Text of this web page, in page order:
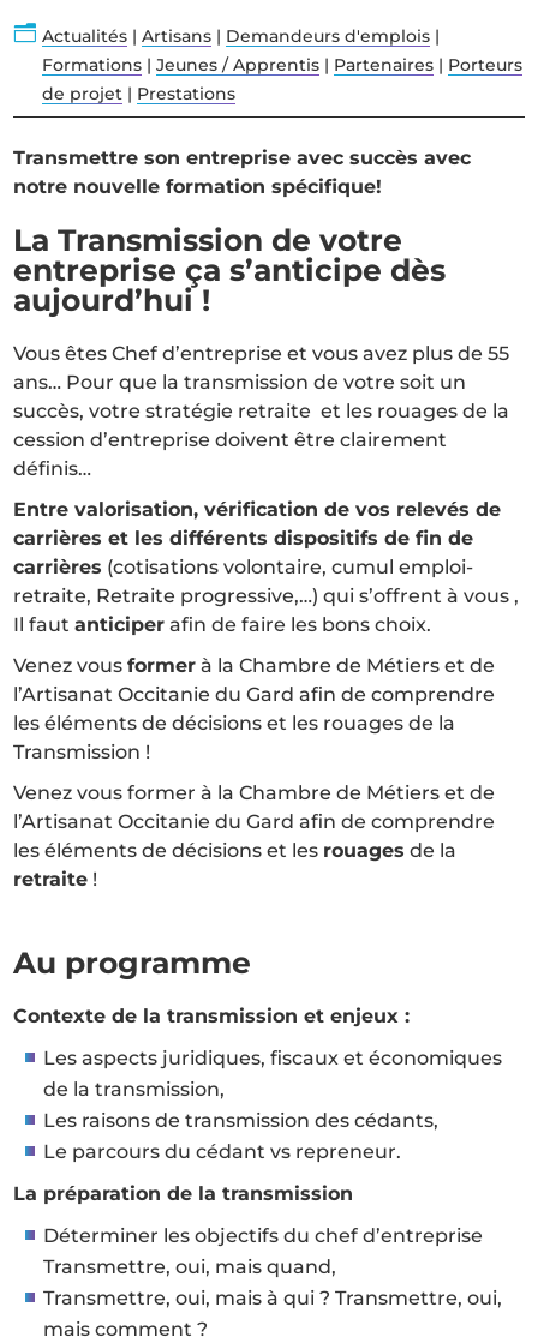
n Actualités| Artisans| Demandeurs d'emplois|
Formations| Jeunes / Apprentis| Partenaires| Porteurs
de projet| Prestations
Transmettre son entreprise avec succès avec
notre nouvelle formation spécifique!
La Transmission de votre
entreprise ça s’anticipe dès
aujourd’hui !
Vous êtes Chef d’entreprise et vous avez plus de 55
ans… Pour que la transmission de votre soit un
succès, votre stratégie retraite et les rouages de la
cession d’entreprise doivent être clairement
définis…
Entre valorisation, vérification de vos relevés de
carrières et les différents dispositifs de fin de
carrières (cotisations volontaire, cumul emploi-
retraite, Retraite progressive,…) qui s’offrent à vous ,
Il fautanticiper afin de faire les bons choix.
Venez vousformer à la Chambre de Métiers et de
l’Artisanat Occitanie du Gard afin de comprendre
les éléments de décisions et les rouages de la
Transmission !
Venez vous former à la Chambre de Métiers et de
l’Artisanat Occitanie du Gard afin de comprendre
les éléments de décisions et les rouages de la
retraite !
Au programme
Contexte de la transmission et enjeux :
Les aspects juridiques, fiscaux et économiques
de la transmission,
Les raisons de transmission des cédants,
Le parcours du cédant vs repreneur.
La préparation de la transmission
Déterminer les objectifs du chef d’entreprise
Transmettre, oui, mais quand,
Transmettre, oui, mais à qui ? Transmettre, oui,
mais comment ?